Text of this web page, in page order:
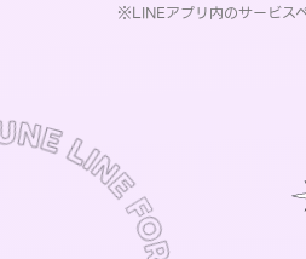
※LINEアプリ内のサービス